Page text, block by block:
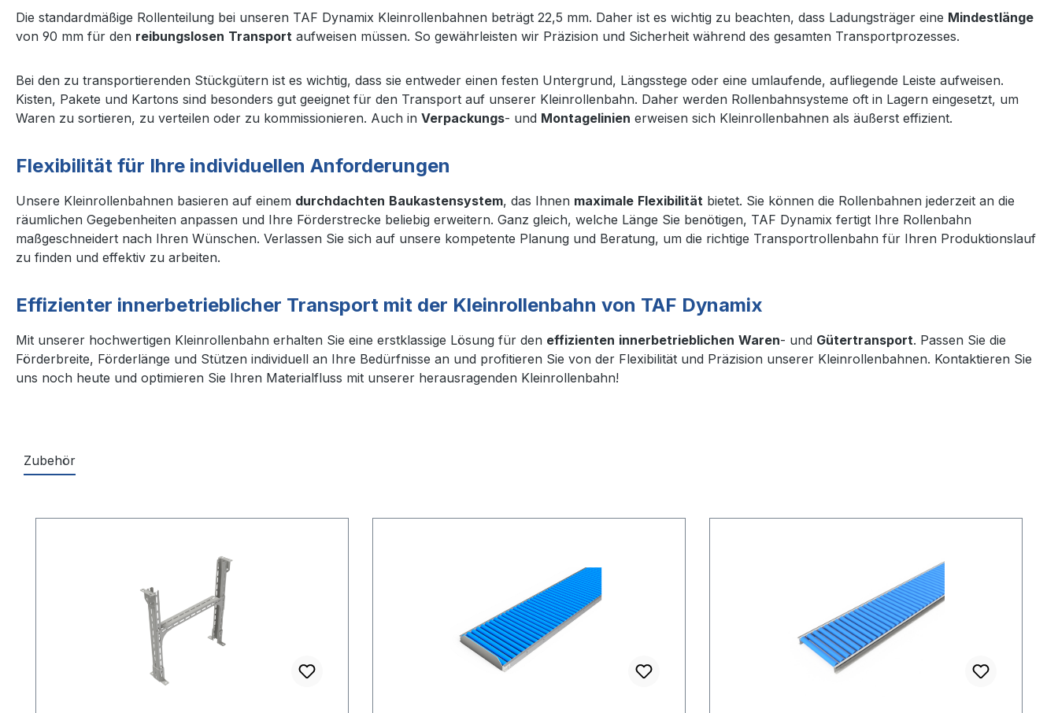
Die standardmäßige Rollenteilung bei unseren TAF Dynamix Kleinrollenbahnen beträgt 22,5 mm. Daher ist es wichtig zu beachten, dass Ladungsträger eine Mindestlänge
von 90 mm für den reibungslosen Transport aufweisen müssen. So gewährleisten wir Präzision und Sicherheit während des gesamten Transportprozesses.
Bei den zu transportierenden Stückgütern ist es wichtig, dass sie entweder einen festen Untergrund, Längsstege oder eine umlaufende, aufliegende Leiste aufweisen.
Kisten, Pakete und Kartons sind besonders gut geeignet für den Transport auf unserer Kleinrollenbahn. Daher werden Rollenbahnsysteme oft in Lagern eingesetzt, um
Waren zu sortieren, zu verteilen oder zu kommissionieren. Auch in Verpackungs- und Montagelinien erweisen sich Kleinrollenbahnen als äußerst effizient.
Flexibilität für Ihre individuellen Anforderungen
Unsere Kleinrollenbahnen basieren auf einem durchdachten Baukastensystem, das Ihnen maximale Flexibilität bietet. Sie können die Rollenbahnen jederzeit an die
räumlichen Gegebenheiten anpassen und Ihre Förderstrecke beliebig erweitern. Ganz gleich, welche Länge Sie benötigen, TAF Dynamix fertigt Ihre Rollenbahn
maßgeschneidert nach Ihren Wünschen. Verlassen Sie sich auf unsere kompetente Planung und Beratung, um die richtige Transportrollenbahn für Ihren Produktionslauf
zu finden und effektiv zu arbeiten.
Effizienter innerbetrieblicher Transport mit der Kleinrollenbahn von TAF Dynamix
Mit unserer hochwertigen Kleinrollenbahn erhalten Sie eine erstklassige Lösung für den effizienten innerbetrieblichen Waren- und Gütertransport. Passen Sie die
Förderbreite, Förderlänge und Stützen individuell an Ihre Bedürfnisse an und profitieren Sie von der Flexibilität und Präzision unserer Kleinrollenbahnen. Kontaktieren Sie
uns noch heute und optimieren Sie Ihren Materialfluss mit unserer herausragenden Kleinrollenbahn!
Zubehör